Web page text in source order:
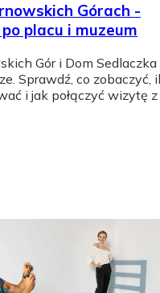
Górach -
placu i muzeum
Gór i Dom
Sprawdź, co zobaczyć,
i jak połączyć wizytę z